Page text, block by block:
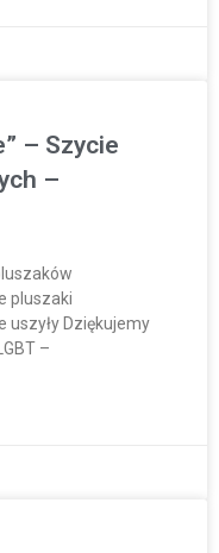
– Szycie
–
pluszaki
uszyły Dziękujemy
–